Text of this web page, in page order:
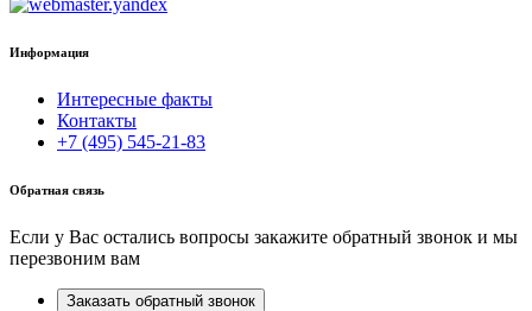
Информация
Интересные факты
Контакты
+7 (495) 545-21-83
Обратная связь
Если у Вас остались вопросы закажите обратный звонок и мы
перезвоним вам
Заказать обратный звонок